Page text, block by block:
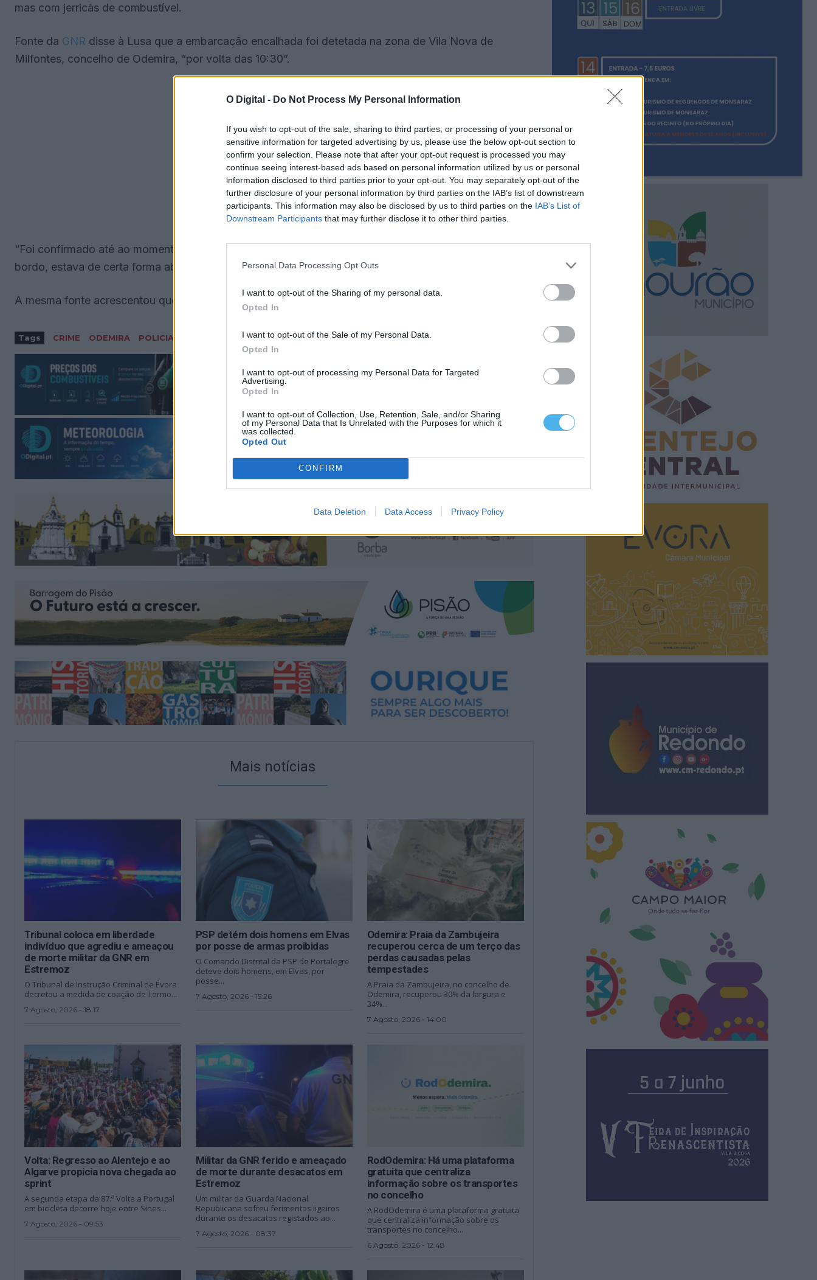
O Digital - Do Not Process My Personal Information
If you wish to opt-out of the sale, sharing to third parties, or processing of your personal or
sensitive information for targeted advertising by us, please use the below opt-out section to
confirm your selection. Please note that after your opt-out request is processed you may
continue seeing interest-based ads based on personal information utilized by us or personal
information disclosed to third parties prior to your opt-out. You may separately opt-out of the
further disclosure of your personal information by third parties on the IAB’s list of downstream
participants. This information may also be disclosed by us to third parties on the IAB’s List of
Downstream Participants that may further disclose it to other third parties.
Personal Data Processing Opt Outs
I want to opt-out of the Sharing of my personal data.
Opted In
I want to opt-out of the Sale of my Personal Data.
Opted In
I want to opt-out of processing my Personal Data for Targeted
Advertising.
Opted In
I want to opt-out of Collection, Use, Retention, Sale, and/or Sharing
of my Personal Data that Is Unrelated with the Purposes for which it
was collected.
Opted Out
CONFIRM
Data Deletion Data Access Privacy Policy
mas com jerricãs de combustível.
Fonte da GNR disse à Lusa que a embarcação encalhada foi detetada na zona de Vila Nova de
Milfontes, concelho de Odemira, “por volta das 10:30”.
“Foi confirmado até ao momento que apenas tem jerricãs de combustível, não havia tripulantes a
bordo, estava de certa forma abandonada”, indicou a fonte.
A mesma fonte acrescentou que a PJ foi chamada ao local e está a investigar este caso.
Tags CRIME ODEMIRA POLICIA JUDICIÁRIA
Mais notícias
Tribunal coloca em liberdade
indivíduo que agrediu e ameaçou
de morte militar da GNR em
Estremoz
O Tribunal de Instrução Criminal de Évora
decretou a medida de coação de Termo...
7 Agosto, 2026 - 18:17
PSP detém dois homens em Elvas
por posse de armas proibidas
O Comando Distrital da PSP de Portalegre
deteve dois homens, em Elvas, por
posse...
7 Agosto, 2026 - 15:26
Odemira: Praia da Zambujeira
recuperou cerca de um terço das
perdas causadas pelas
tempestades
A Praia da Zambujeira, no concelho de
Odemira, recuperou 30% da largura e
34%...
7 Agosto, 2026 - 14:00
Volta: Regresso ao Alentejo e ao
Algarve propicia nova chegada ao
sprint
A segunda etapa da 87.ª Volta a Portugal
em bicicleta decorre hoje entre Sines...
7 Agosto, 2026 - 09:53
Militar da GNR ferido e ameaçado
de morte durante desacatos em
Estremoz
Um militar da Guarda Nacional
Republicana sofreu ferimentos ligeiros
durante os desacatos registados ao...
7 Agosto, 2026 - 08:37
RodOdemira: Há uma plataforma
gratuita que centraliza
informação sobre os transportes
no concelho
A RodOdemira é uma plataforma gratuita
que centraliza informação sobre os
transportes no concelho...
6 Agosto, 2026 - 12:48